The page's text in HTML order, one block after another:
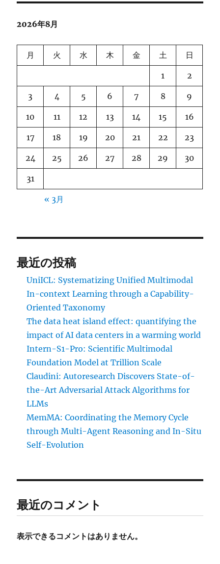
2026年8月
月 火 水 木 金 土 日
1 2
3 4 5 6 7 8 9
10 11 12 13 14 15 16
17 18 19 20 21 22 23
24 25 26 27 28 29 30
31
« 3月
最近の投稿
UniICL: Systematizing Unified Multimodal
In-context Learning through a Capability-
Oriented Taxonomy
The data heat island effect: quantifying the
impact of AI data centers in a warming world
Intern-S1-Pro: Scientific Multimodal
Foundation Model at Trillion Scale
Claudini: Autoresearch Discovers State-of-
the-Art Adversarial Attack Algorithms for
LLMs
MemMA: Coordinating the Memory Cycle
through Multi-Agent Reasoning and In-Situ
Self-Evolution
最近のコメント
表示できるコメントはありません。